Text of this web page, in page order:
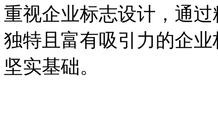
重视企业标志设计，通
独特且富有吸引力的企
坚实基础。